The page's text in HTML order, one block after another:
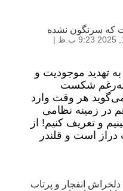
که سرنگون نشده
|
تهدید موجودیت و
به‌رغم شکست
هر وقت وارد
در زمینه نظامی
و تعریف کنیم! از
است و قلندر
انفجار و پرتاب